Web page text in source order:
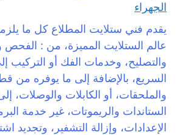
الجهراء
يقدم فني ستلايت المطلاع كل ما
عالم الستلايت المميزة، من : الفحص
والتصليح، وخدمات الفك أو التركيب
السريع، بالإضافة إلى ما يوفره من
والملحقات، أو الكابلات والوصلات،
الستاندات والريموتات، غير خدمة
الإعدادات، وإزالة التشفير، وتجديد